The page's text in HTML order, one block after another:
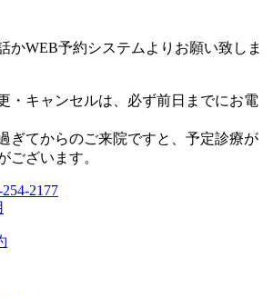
かWEB予約システムよりお願い致しま
・キャンセルは、必ず前日までにお電
ぎてからのご来院ですと、予定診療が
ございます。
2177